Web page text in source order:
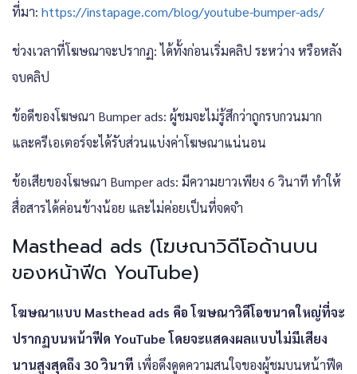
ที่มา: https://instapage.com/blog/youtube-bumper-ads/
ช่วงเวลาที่โฆษณาจะปรากฏ: ได้ทั้งก่อนเริ่มคลิป ระหว่าง หรือหลัง
จบคลิป
ข้อดีของโฆษณา Bumper ads: ผู้ชมจะไม่รู้สึกว่าถูกรบกวนมาก
และครีเอเตอร์จะได้รับส่วนแบ่งค่าโฆษณาแน่นอน
ข้อเสียของโฆษณา Bumper ads: มีความยาวเพียง 6 วินาที ทำให้
สื่อสารได้ค่อนข้างน้อย และไม่ค่อยเป็นที่จดจำ
Masthead ads (โฆษณาวิดีโอด้านบน
ของหน้าฟีด YouTube)
โฆษณาแบบ Masthead ads คือ โฆษณาวิดีโอขนาดใหญ่ที่จะ
ปรากฏบนหน้าฟีด YouTube โดยจะแสดงผลแบบไม่มีเสียง
นานสูงสุดถึง 30 วินาที เพื่อดึงดูดความสนใจของผู้ชมบนหน้าฟีด